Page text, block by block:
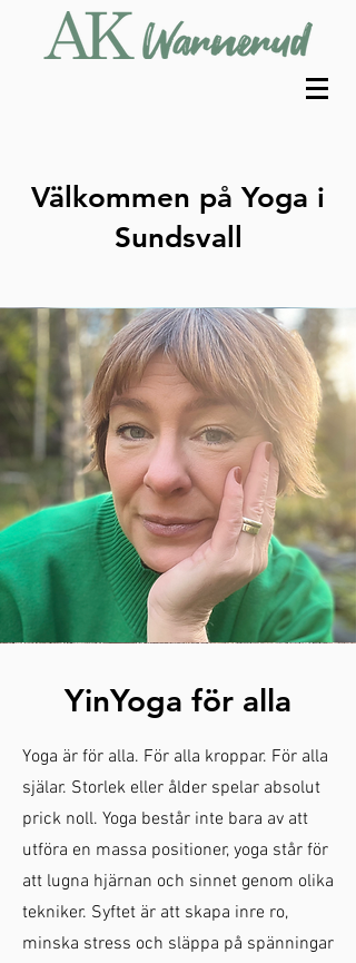
Välkommen på Yoga i
Sundsvall
YinYoga för alla
Yoga är för alla. För alla kroppar. För alla
själar. Storlek eller ålder spelar absolut
prick noll. Yoga består inte bara av att
utföra en massa positioner, yoga står för
att lugna hjärnan och sinnet genom olika
tekniker. Syftet är att skapa inre ro,
minska stress och släppa på spänningar